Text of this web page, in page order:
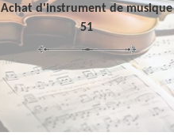
Achat d'instrument de musique
51